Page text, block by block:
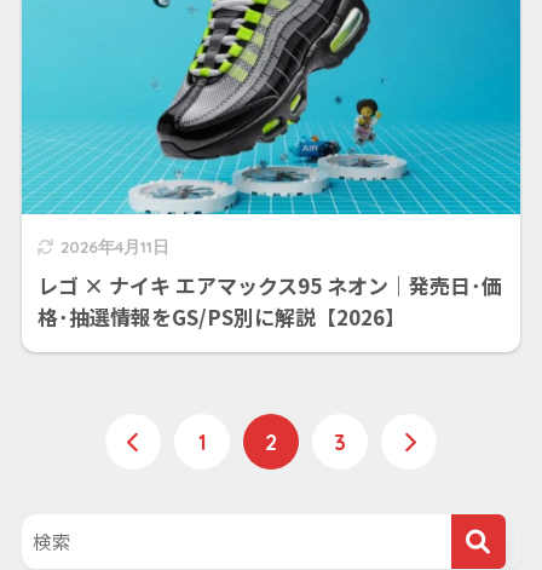
2026年4月11日
レゴ × ナイキ エアマックス95 ネオン｜発売日･価
格･抽選情報をGS/PS別に解説【2026】
1 2 3